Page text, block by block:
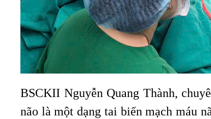
BSCKII Nguyễn Quang Thành,
não là một dạng tai biến mạch máu